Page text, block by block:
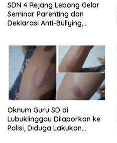
SDN 4 Rejang Lebong Gelar
Seminar Parenting dan
Deklarasi Anti-Bullying,
Oknum Guru SD di
Lubuklinggau Dilaporkan ke
Polisi, Diduga Lakukan